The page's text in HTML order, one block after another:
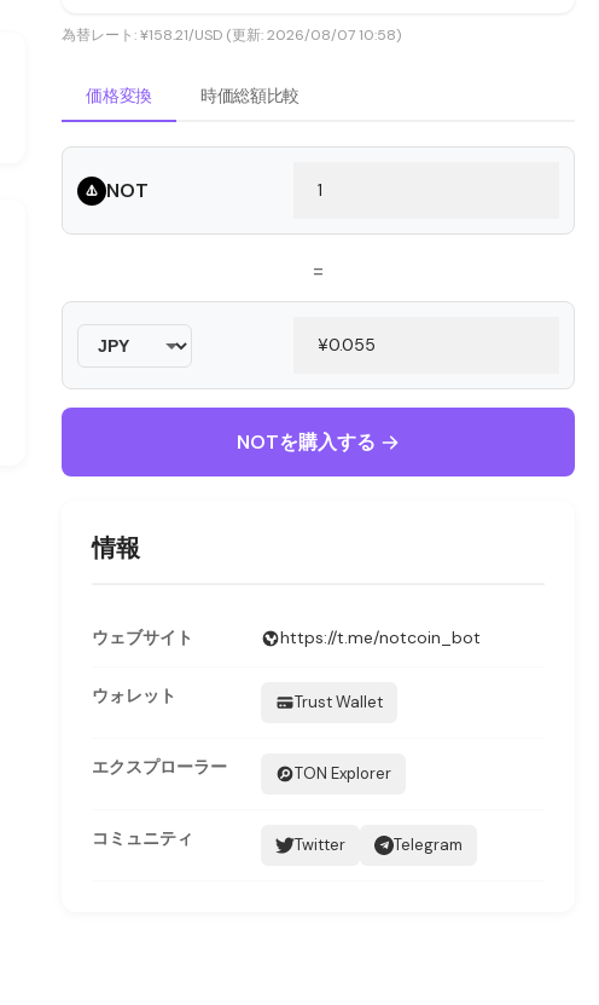
為替レート: ¥158.21/USD (更新: 2026/08/07 10:58)
価格変換 時価総額比較
NOT
=
NOTを購入する
情報
ウェブサイト https://t.me/notcoin_bot
ウォレット Trust Wallet
エクスプローラー TON Explorer
コミュニティ Twitter Telegram